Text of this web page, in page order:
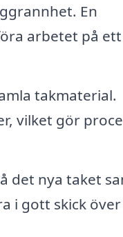
En
arbetet på ett
takmaterial.
vilket gör
det nya taket
i gott skick